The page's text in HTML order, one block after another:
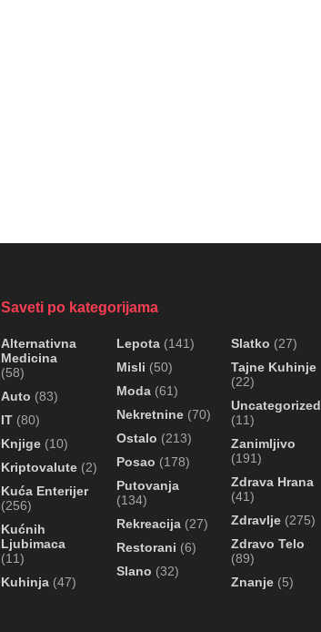
Saveti po kategorijama
Alternativna
Medicina
(58)
Auto (83)
IT (80)
Knjige (10)
Kriptovalute (2)
Kuća Enterijer
(256)
Kućnih
Ljubimaca
(11)
Kuhinja (47)
Lepota(141)
Misli (50)
Moda(61)
Nekretnine(70)
Ostalo (213)
Posao (178)
Putovanja
(134)
Rekreacija(27)
Restorani (6)
Slano (32)
Slatko (27)
Tajne Kuhinje
(22)
Uncategorized
(11)
Zanimljivo
(191)
Zdrava Hrana
(41)
Zdravlje (275)
Zdravo Telo
(89)
Znanje (5)